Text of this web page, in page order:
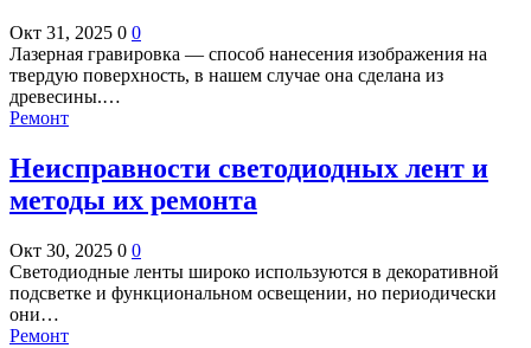
Окт 31, 2025 0 0
Лазерная гравировка — способ нанесения изображения на
твердую поверхность, в нашем случае она сделана из
древесины.…
Ремонт
Неисправности светодиодных лент и
методы их ремонта
Окт 30, 2025 0 0
Светодиодные ленты широко используются в декоративной
подсветке и функциональном освещении, но периодически
они…
Ремонт